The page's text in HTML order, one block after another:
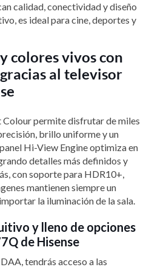
calidad, conectividad y diseño
es ideal para cine, deportes y
colores vivos con
al televisor
permite disfrutar de miles
brillo uniforme y un
Hi-View Engine optimiza en
detalles más definidos y
con soporte para HDR10+,
mantienen siempre un
la iluminación de la sala.
y lleno de opciones
de Hisense
tendrás acceso a las